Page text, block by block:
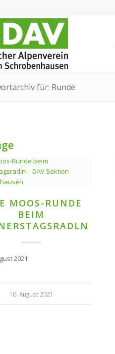
für: Runde
MOOS-RUNDE
BEIM
2021
16. August 2021